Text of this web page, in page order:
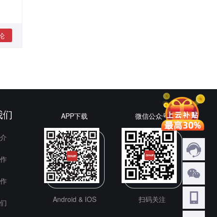
APP下载
Android & IOS
微信公众号
扫码关注